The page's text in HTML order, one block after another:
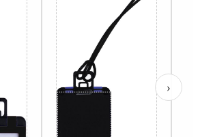
›